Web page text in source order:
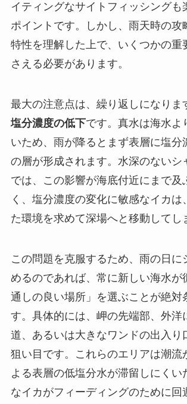
イティングなサイトフィッシングも
ポイントです。しかし、雨天時の攻
特性を理解した上で、いくつかの重
さえる必要があります。
最大の注意点は、繰り返しになりま
塩分濃度の低下です。真水は海水よ
いため、雨が降るとまず表層に塩分
の層が形成されます。水深のないシ
では、この影響が海底付近にまで及
く、塩分濃度の変化に敏感なイカは
た環境を求めて深場へと移動してし
この問題を克服するため、雨の日に
めるのであれば、 常に新しい海水が
通しの良い場所」を選ぶこと が絶対
す。具体的には、岬の先端部、外洋
道、あるいは大きなワンドの出入り
狙い目です。これらのエリアは潮流
よる表層の低塩分水が滞留しにくい
なイカがフィーディングのために回